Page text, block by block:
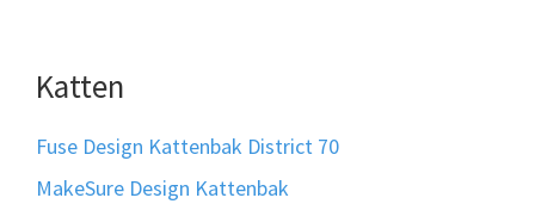
Katten
Fuse Design Kattenbak District 70
MakeSure Design Kattenbak